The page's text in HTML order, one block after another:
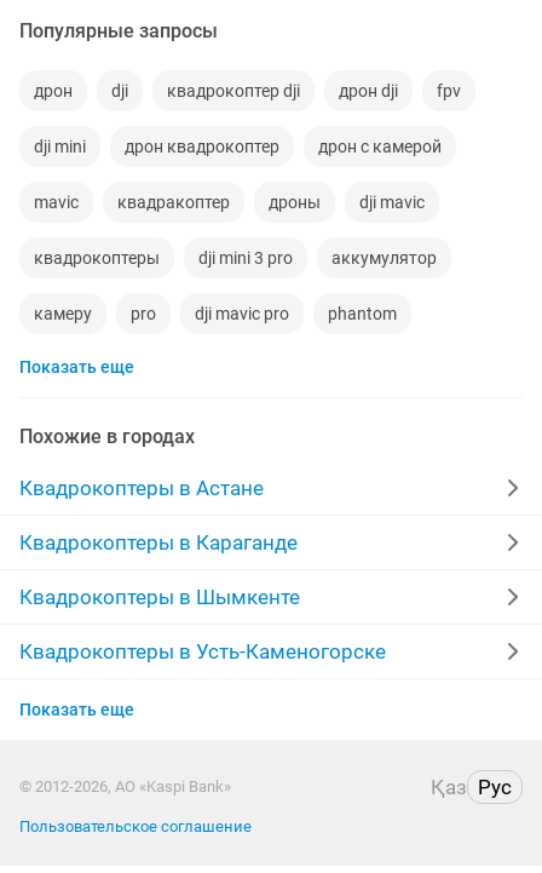
Популярные запросы
дрон dji квадрокоптер dji дрон dji fpv
dji mini дрон квадрокоптер дрон с камерой
mavic квадракоптер дроны dji mavic
квадрокоптеры dji mini 3 pro аккумулятор
камеру pro dji mavic pro phantom
аккумулятор для
dji mavic air air батареи
корпусы дрон dji mini mavic air
квадрокоптер с камерой dji mini 3pro
батарейка дрон dji mavic combo
Показать еще
Похожие в городах
Квадрокоптеры в Астане
Квадрокоптеры в Караганде
Квадрокоптеры в Шымкенте
Квадрокоптеры в Усть-Каменогорске
Квадрокоптеры в Актобе
Квадрокоптеры в Павлодаре
Показать еще
© 2012-2026, АО «Kaspi Bank» Қаз Рус
Пользовательское соглашение